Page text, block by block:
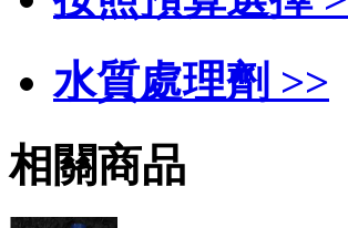
水質處理劑 >>
相關商品